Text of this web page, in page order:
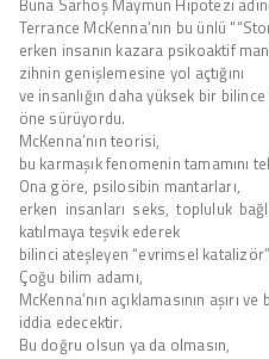
Terrance McKenna’nın bu ünlü
erken insanın kazara psikoaktif
zihnin genişlemesine yol açtığını
ve insanlığın daha yüksek bir bilince
öne sürüyordu.
McKenna’nın teorisi,
bu karmaşık fenomenin tamamını
Ona göre, psilosibin mantarları,
erken insanları seks, topluluk
katılmaya teşvik ederek
bilinci ateşleyen “evrimsel
Çoğu bilim adamı,
McKenna’nın açıklamasının aşırı
iddia edecektir.
Bu doğru olsun ya da olmasın,